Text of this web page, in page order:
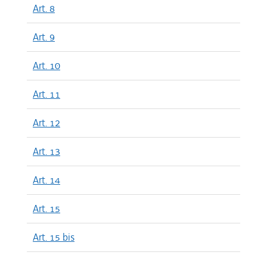
Art. 8
Art. 9
Art. 10
Art. 11
Art. 12
Art. 13
Art. 14
Art. 15
Art. 15 bis